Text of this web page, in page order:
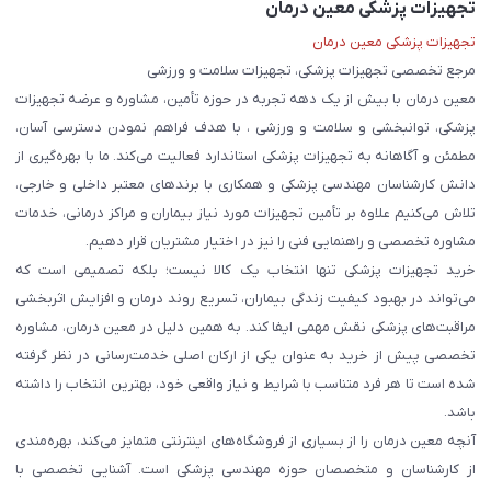
تجهیزات پزشکی معین درمان
تجهیزات پزشکی معین درمان
مرجع تخصصی تجهیزات پزشکی، تجهیزات سلامت و ورزشی
معین درمان با بیش از یک دهه تجربه در حوزه تأمین، مشاوره و عرضه تجهیزات
پزشکی، توانبخشی و سلامت و ورزشی ، با هدف فراهم نمودن دسترسی آسان،
مطمئن و آگاهانه به تجهیزات پزشکی استاندارد فعالیت می‌کند. ما با بهره‌گیری از
دانش کارشناسان مهندسی پزشکی و همکاری با برندهای معتبر داخلی و خارجی،
تلاش می‌کنیم علاوه بر تأمین تجهیزات مورد نیاز بیماران و مراکز درمانی، خدمات
مشاوره تخصصی و راهنمایی فنی را نیز در اختیار مشتریان قرار دهیم.
خرید تجهیزات پزشکی تنها انتخاب یک کالا نیست؛ بلکه تصمیمی است که
می‌تواند در بهبود کیفیت زندگی بیماران، تسریع روند درمان و افزایش اثربخشی
مراقبت‌های پزشکی نقش مهمی ایفا کند. به همین دلیل در معین درمان، مشاوره
تخصصی پیش از خرید به عنوان یکی از ارکان اصلی خدمت‌رسانی در نظر گرفته
شده است تا هر فرد متناسب با شرایط و نیاز واقعی خود، بهترین انتخاب را داشته
باشد.
آنچه معین درمان را از بسیاری از فروشگاه‌های اینترنتی متمایز می‌کند، بهره‌مندی
از کارشناسان و متخصصان حوزه مهندسی پزشکی است. آشنایی تخصصی با